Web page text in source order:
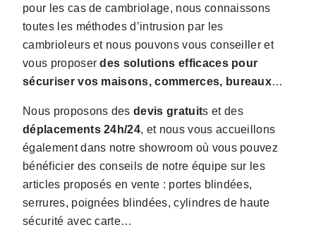
pour les cas de cambriolage, nous connaissons
toutes les méthodes d’intrusion par les
cambrioleurs et nous pouvons vous conseiller et
vous proposer des solutions efficaces pour
sécuriser vos maisons, commerces, bureaux…
Nous proposons desdevis gratuits et des
déplacements 24h/24, et nous vous accueillons
également dans notre showroom où vous pouvez
bénéficier des conseils de notre équipe sur les
articles proposés en vente : portes blindées,
serrures, poignées blindées, cylindres de haute
sécurité avec carte…